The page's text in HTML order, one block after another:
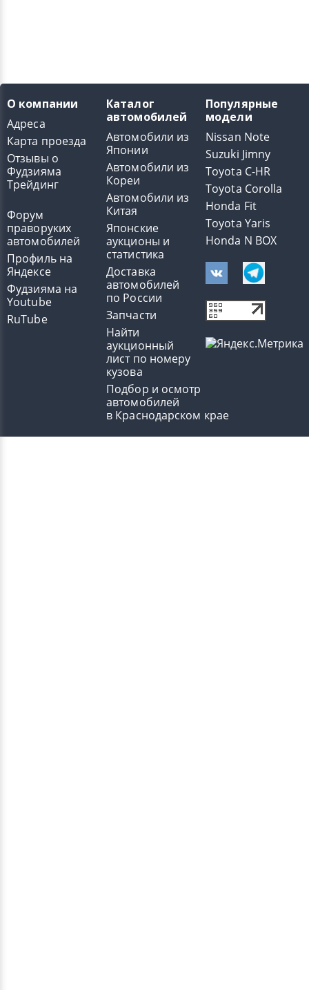
О компании
Адреса
Карта проезда
Отзывы о
Фудзияма
Трейдинг
Форум
праворуких
автомобилей
Профиль на
Яндексе
Фудзияма на
Youtube
RuTube
Каталог
автомобилей
Автомобили из
Японии
Автомобили из
Кореи
Автомобили из
Китая
Японские
аукционы и
статистика
Доставка
автомобилей
по России
Запчасти
Найти
аукционный
лист по номеру
кузова
Подбор и осмотр
автомобилей
в Краснодарском крае
Популярные
модели
Nissan Note
Suzuki Jimny
Toyota C-HR
Toyota Corolla
Honda Fit
Toyota Yaris
Honda N BOX